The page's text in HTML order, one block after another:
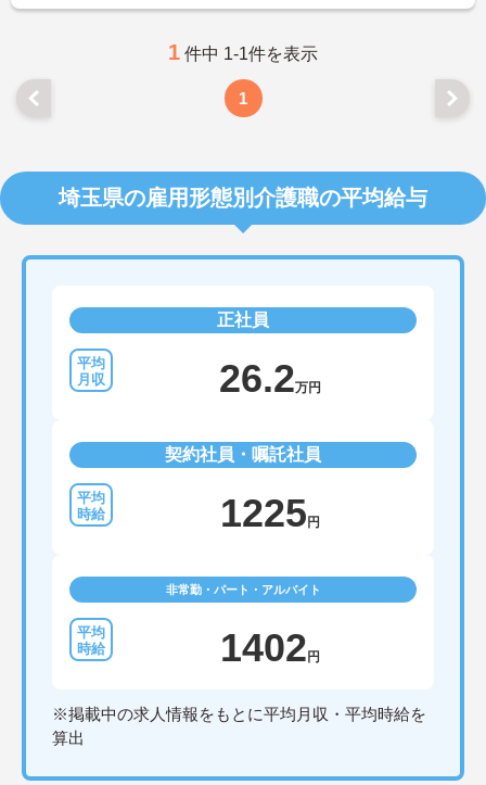
1 件中 1-1件を表示
1
埼玉県の雇用形態別介護職の平均給与
正社員
26.2万円
契約社員・嘱託社員
1225 円
非常勤・パート・アルバイト
1402 円
※掲載中の求人情報をもとに平均月収・平均時給を
算出